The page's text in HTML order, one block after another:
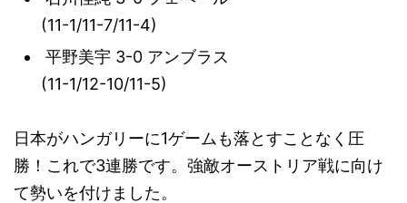
(11-1/11-7/11-4)
平野美宇 3-0 アンブラス
(11-1/12-10/11-5)
日本がハンガリーに1ゲームも落とすことなく圧
勝！これで3連勝です。強敵オーストリア戦に向け
て勢いを付けました。